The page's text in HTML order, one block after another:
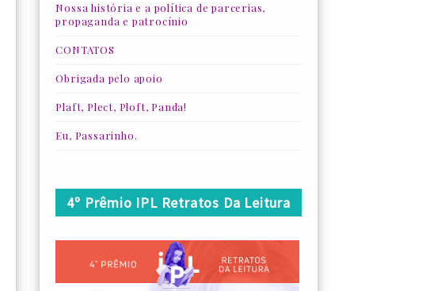
Nossa história e a política de parcerias,
propaganda e patrocínio
CONTATOS
Obrigada pelo apoio
Plaft, Plect, Ploft, Panda!
Eu, Passarinho.
4º Prêmio IPL Retratos Da Leitura